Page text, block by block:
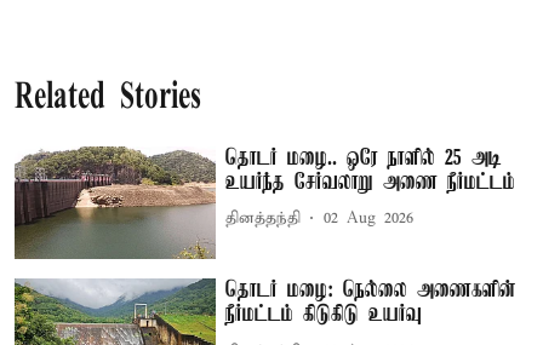
Related Stories
தொடர் மழை.. ஒரே நாளில் 25 அடி
உயர்ந்த சேர்வலாறு அணை நீர்மட்டம்
தினத்தந்தி 02 Aug 2026
தொடர் மழை: நெல்லை அணைகளின்
நீர்மட்டம் கிடுகிடு உயர்வு